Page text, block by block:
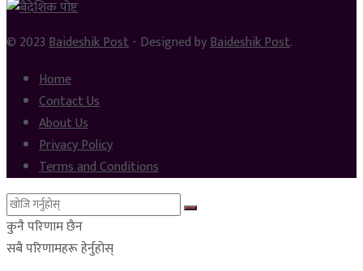
© 2023Baideshik Post- Designed byBaideshik Post.
Home
Contact Us
About Us
Privacy Policy
Terms and Conditions
कुनै परिणाम छैन
सबै परिणामहरू हेर्नुहोस्